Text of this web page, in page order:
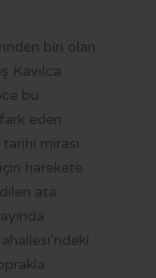
biri olan
Kavılca
bu
eden
mirası
harekete
ata